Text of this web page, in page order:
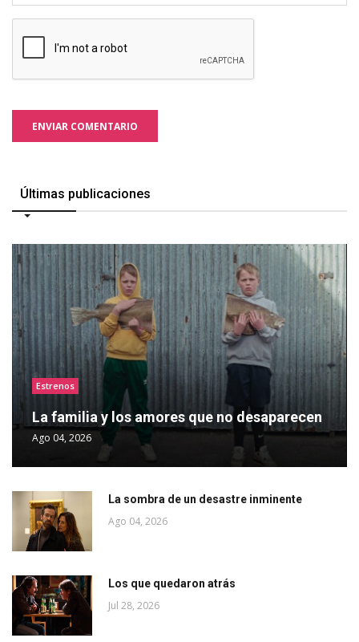
ENVIAR COMENTARIO
Últimas publicaciones
Estrenos
La familia y los amores que no desaparecen
Ago 04, 2026
La sombra de un desastre inminente
Ago 04, 2026
Los que quedaron atrás
Jul 28, 2026